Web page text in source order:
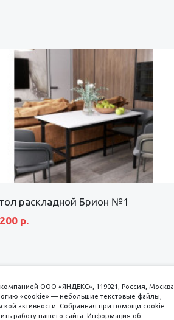
раскладной Брион №1
р.
ООО «ЯНДЕКС», 119021, Россия, Москва,
«cookie» — небольшие текстовые файлы,
активности. Собранная при помощи cookie
работу нашего сайта. Информация об